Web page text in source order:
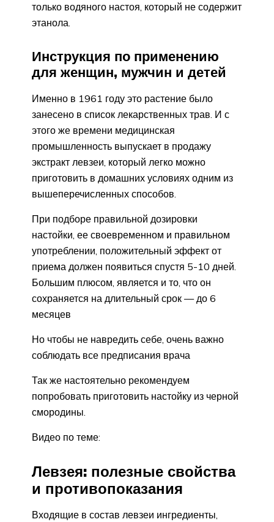
только водяного настоя, который не содержит
этанола.
Инструкция по применению
для женщин, мужчин и детей
Именно в 1961 году это растение было
занесено в список лекарственных трав. И с
этого же времени медицинская
промышленность выпускает в продажу
экстракт левзеи, который легко можно
приготовить в домашних условиях одним из
вышеперечисленных способов.
При подборе правильной дозировки
настойки, ее своевременном и правильном
употреблении, положительный эффект от
приема должен появиться спустя 5-10 дней.
Большим плюсом, является и то, что он
сохраняется на длительный срок — до 6
месяцев
Но чтобы не навредить себе, очень важно
соблюдать все предписания врача
Так же настоятельно рекомендуем
попробовать приготовить настойку из черной
смородины.
Видео по теме:
Левзея: полезные свойства
и противопоказания
Входящие в состав левзеи ингредиенты,